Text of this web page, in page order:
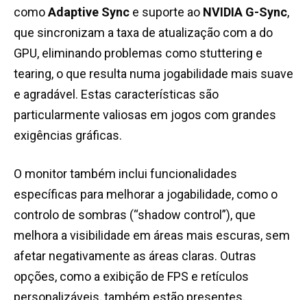
comoAdaptive Sync e suporte ao NVIDIA G-Sync,
que sincronizam a taxa de atualização com a do
GPU, eliminando problemas como stuttering e
tearing, o que resulta numa jogabilidade mais suave
e agradável. Estas características são
particularmente valiosas em jogos com grandes
exigências gráficas.
O monitor também inclui funcionalidades
específicas para melhorar a jogabilidade, como o
controlo de sombras (“shadow control”), que
melhora a visibilidade em áreas mais escuras, sem
afetar negativamente as áreas claras. Outras
opções, como a exibição de FPS e retículos